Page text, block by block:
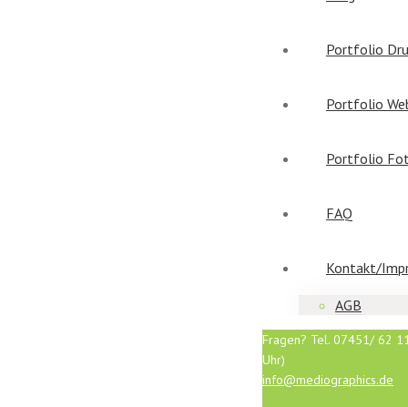
Portfolio
Portfolio
Portfolio
FAQ
Kontakt/
AGB
Fragen? Tel. 07451/ 62
Uhr)
info@mediographics.de